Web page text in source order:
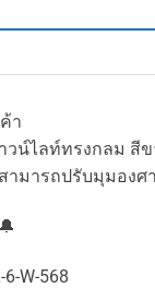
า
วน์ไลท์ทรงกลม สี
ามารถปรับมุมองศ
W-568